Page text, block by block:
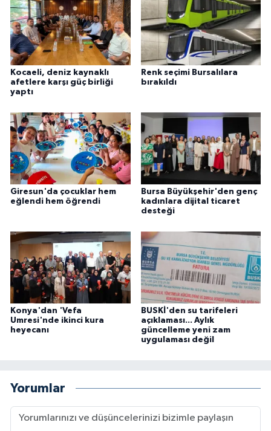
Kocaeli, deniz kaynaklı
afetlere karşı güç birliği
yaptı
Renk seçimi Bursalılara
bırakıldı
Giresun'da çocuklar hem
eğlendi hem öğrendi
Bursa Büyükşehir'den genç
kadınlara dijital ticaret
desteği
Konya'dan 'Vefa
Umresi'nde ikinci kura
heyecanı
BUSKİ'den su tarifeleri
açıklaması... Aylık
güncelleme yeni zam
uygulaması değil
Yorumlar